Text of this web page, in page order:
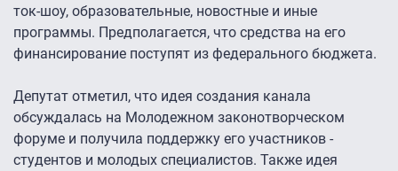
ток-шоу, образовательные, новостные и иные
программы. Предполагается, что средства на его
финансирование поступят из федерального бюджета.
Депутат отметил, что идея создания канала
обсуждалась на Молодежном законотворческом
форуме и получила поддержку его участников -
студентов и молодых специалистов. Также идея